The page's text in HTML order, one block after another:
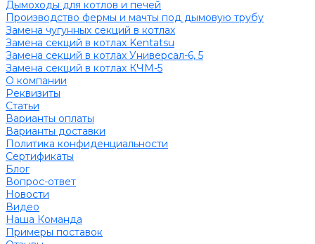
Дымоходы для котлов и печей
Производство фермы и мачты под дымовую трубу
Замена чугунных секций в котлах
Замена секций в котлах Kentatsu
Замена секций в котлах Универсал-6, 5
Замена секций в котлах КЧМ-5
О компании
Реквизиты
Статьи
Варианты оплаты
Варианты доставки
Политика конфиденциальности
Сертификаты
Блог
Вопрос-ответ
Новости
Видео
Наша Команда
Примеры поставок